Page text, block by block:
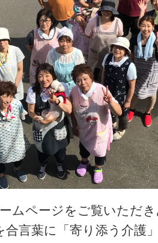
ムページをご覧いただ
言葉に「寄り添う介護